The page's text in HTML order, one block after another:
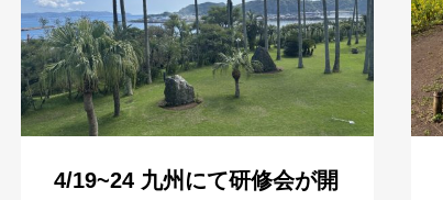
4/19~24 九州にて研修会が開